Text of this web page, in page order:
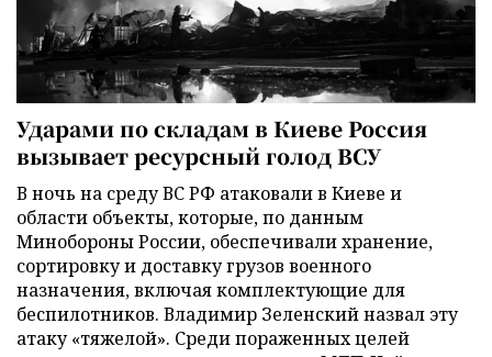
Ударами по складам в Киеве Россия
вызывает ресурсный голод ВСУ
В ночь на среду ВС РФ атаковали в Киеве и
области объекты, которые, по данным
Минобороны России, обеспечивали хранение,
сортировку и доставку грузов военного
назначения, включая комплектующие для
беспилотников. Владимир Зеленский назвал эту
атаку «тяжелой». Среди пораженных целей